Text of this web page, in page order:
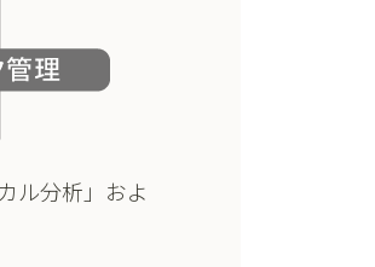
ル分析」およ